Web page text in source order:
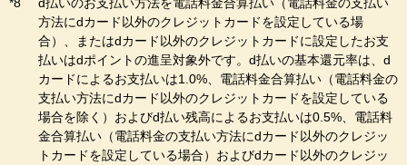
方法にdカード以外のクレジットカードを設定している場
合）、またはdカード以外のクレジットカードに設定したお支
払いはdポイントの進呈対象外です。d払いの基本還元率は、d
カードによるお支払いは1.0%、電話料金合算払い（電話料金の
支払い方法にdカード以外のクレジットカードを設定している
場合を除く）およびd払い残高によるお支払いは0.5%、電話料
金合算払い（電話料金の支払い方法にdカード以外のクレジッ
トカードを設定している場合）およびdカード以外のクレジッ